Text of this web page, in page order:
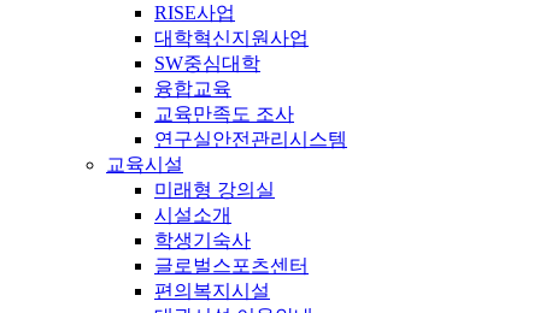
RISE사업
대학혁신지원사업
SW중심대학
융합교육
교육만족도 조사
연구실안전관리시스템
교육시설
미래형 강의실
시설소개
학생기숙사
글로벌스포츠센터
편의복지시설